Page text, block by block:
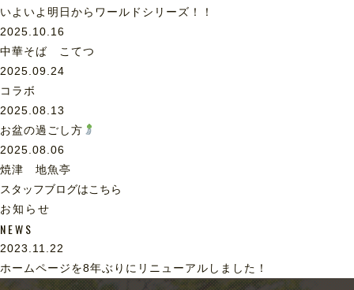
いよいよ明日からワールドシリーズ！！
2025.10.16
中華そば こてつ
2025.09.24
コラボ
2025.08.13
お盆の過ごし方
2025.08.06
焼津 地魚亭
スタッフブログはこちら
お知らせ
NEWS
2023.11.22
ホームページを8年ぶりにリニューアルしました！